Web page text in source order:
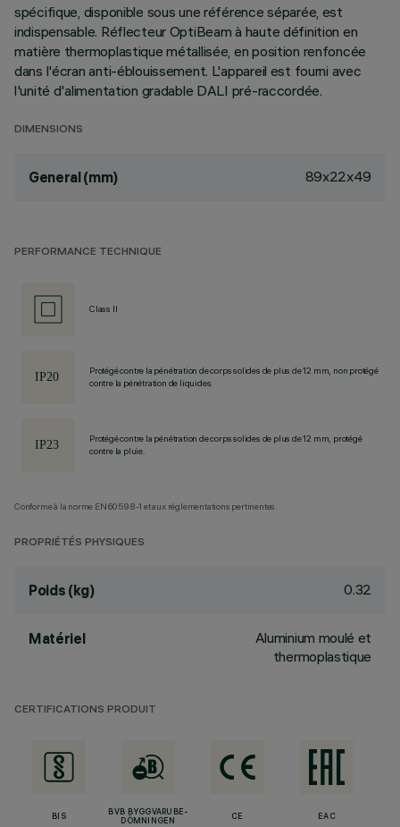
spécifique, disponible sous une référence séparée, est
indispensable. Réflecteur OptiBeam à haute définition en
matière thermoplastique métallisée, en position renfoncée
dans l'écran anti-éblouissement. L'appareil est fourni avec
l'unité d'alimentation gradable DALI pré-raccordée.
DIMENSIONS
General (mm) 89x22x49
PERFORMANCE TECHNIQUE
Class II
Protégé contre la pénétration de corps solides de plus de 12 mm, non protégé
contre la pénétration de liquides.
Protégé contre la pénétration de corps solides de plus de 12 mm, protégé
contre la pluie.
Conforme à la norme EN60598-1 et aux réglementations pertinentes.
PROPRIÉTÉS PHYSIQUES
Poids (kg) 0.32
Matériel
Aluminium moulé et
thermoplastique
CERTIFICATIONS PRODUIT
BIS
BVB BYGGVARUBE-
DÖMNINGEN
CE EAC